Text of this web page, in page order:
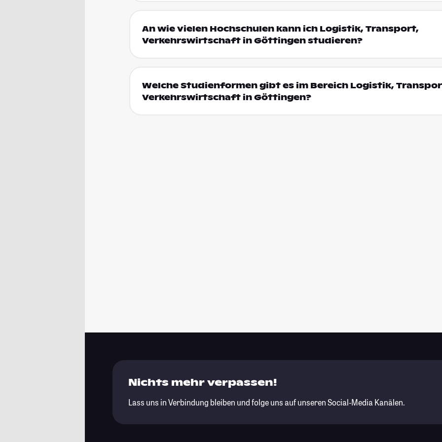
An wie vielen Hochschulen kann ich Logistik, Transport,
Verkehrswirtschaft in Göttingen studieren?
Welche Studienformen gibt es im Bereich Logistik,
Verkehrswirtschaft in Göttingen?
Nichts mehr verpassen!
Lass uns in Verbindung bleiben und folge uns auf unseren Social-Media Kanälen.